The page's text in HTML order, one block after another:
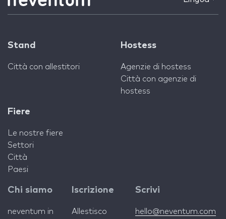
Stand
Città con allestitori
Hostess
Agenzie di hostess
Città con agenzie di
hostess
Fiere
Le nostre fiere
Settori
Città
Paesi
Chi siamo
neventum in
Iscrizione
Allestisco
Scrivi
hello@neventum.com